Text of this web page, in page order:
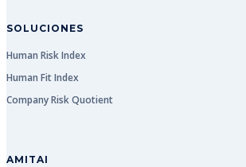
SOLUCIONES
Human Risk Index
Human Fit Index
Company Risk Quotient
AMITAI